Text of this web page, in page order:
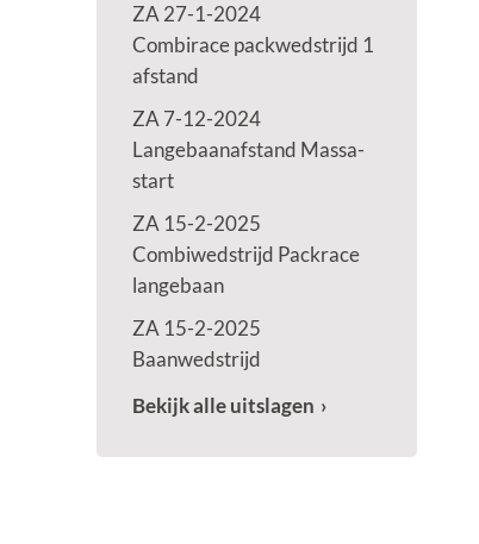
ZA 27-1-2024
Combirace packwedstrijd 1
afstand
ZA 7-12-2024
Langebaanafstand Massa-
start
ZA 15-2-2025
Combiwedstrijd Packrace
langebaan
ZA 15-2-2025
Baanwedstrijd
Bekijk alle uitslagen